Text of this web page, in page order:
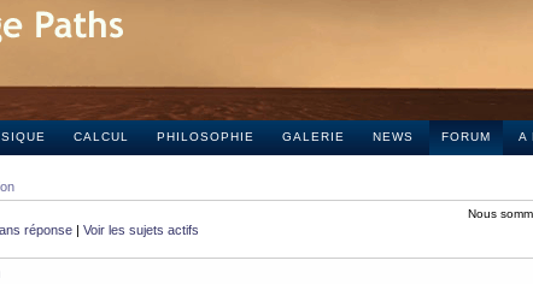
CALCUL PHILOSOPHIE GALERIE NEWS FORUM A
Nous
réponse | Voir les sujets actifs